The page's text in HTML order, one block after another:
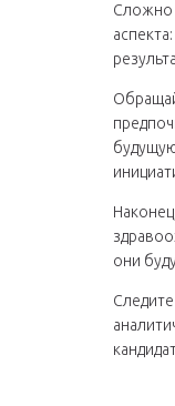
Сложно
они